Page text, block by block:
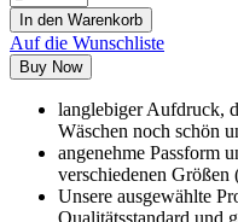
In den Warenkorb
Auf die Wunschliste
Buy Now
langlebiger Aufdruck,
Wäschen noch schön
angenehme Passform
verschiedenen
Unsere ausgewählte
Qualitätsstandard und